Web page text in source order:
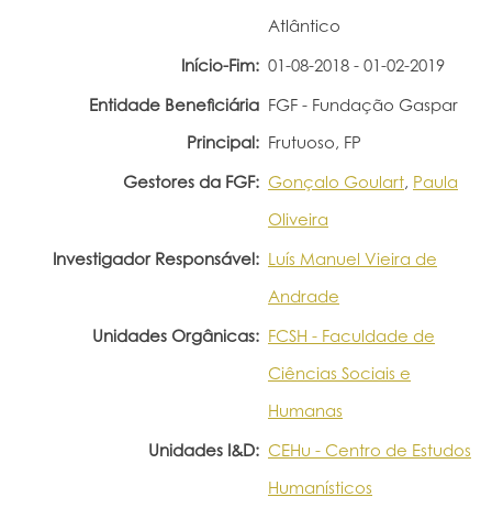
Atlântico
Início-Fim: 01-08-2018 - 01-02-2019
Entidade Beneficiária
Principal:
FGF - Fundação Gaspar
Frutuoso, FP
Gestores da FGF: Gonçalo Goulart, Paula
Oliveira
Investigador Responsável: Luís Manuel Vieira de
Andrade
Unidades Orgânicas: FCSH - Faculdade de
Ciências Sociais e
Humanas
Unidades I&D: CEHu - Centro de Estudos
Humanísticos